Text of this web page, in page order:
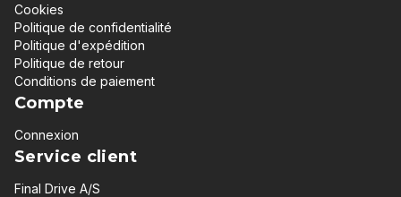
Cookies
Politique de confidentialité
Politique d'expédition
Politique de retour
Conditions de paiement
Compte
Connexion
Service client
Final Drive A/S